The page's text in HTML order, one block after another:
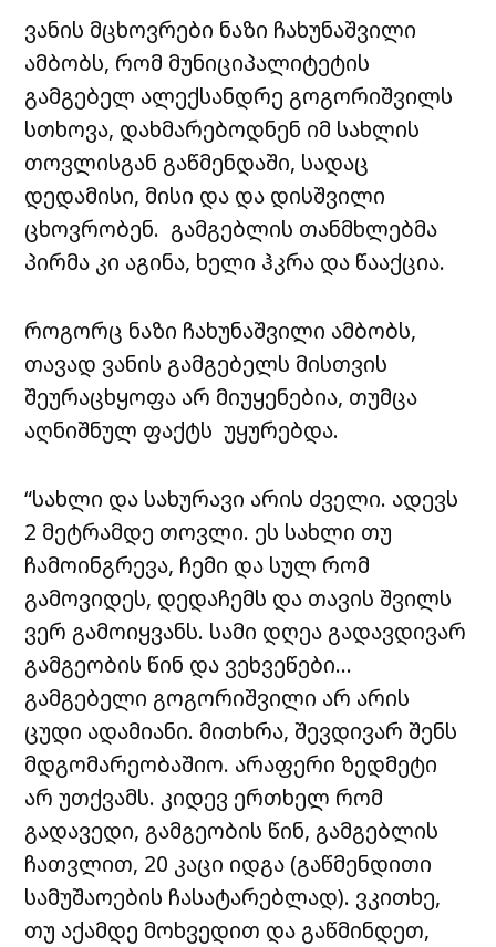
ვანის მცხოვრები ნაზი ჩახუნაშვილი
ამბობს, რომ მუნიციპალიტეტის
გამგებელ ალექსანდრე გოგორიშვილს
სთხოვა, დახმარებოდნენ იმ სახლის
თოვლისგან გაწმენდაში, სადაც
დედამისი, მისი და და დისშვილი
ცხოვრობენ. გამგებლის თანმხლებმა
პირმა კი აგინა, ხელი ჰკრა და წააქცია.
როგორც ნაზი ჩახუნაშვილი ამბობს,
თავად ვანის გამგებელს მისთვის
შეურაცხყოფა არ მიუყენებია, თუმცა
აღნიშნულ ფაქტს უყურებდა.
“სახლი და სახურავი არის ძველი. ადევს
2 მეტრამდე თოვლი. ეს სახლი თუ
ჩამოინგრევა, ჩემი და სულ რომ
გამოვიდეს, დედაჩემს და თავის შვილს
ვერ გამოიყვანს. სამი დღეა გადავდივარ
გამგეობის წინ და ვეხვეწები…
გამგებელი გოგორიშვილი არ არის
ცუდი ადამიანი. მითხრა, შევდივარ შენს
მდგომარეობაშიო. არაფერი ზედმეტი
არ უთქვამს. კიდევ ერთხელ რომ
გადავედი, გამგეობის წინ, გამგებლის
ჩათვლით, 20 კაცი იდგა (გაწმენდითი
სამუშაოების ჩასატარებლად). ვკითხე,
თუ აქამდე მოხვედით და გაწმინდეთ,